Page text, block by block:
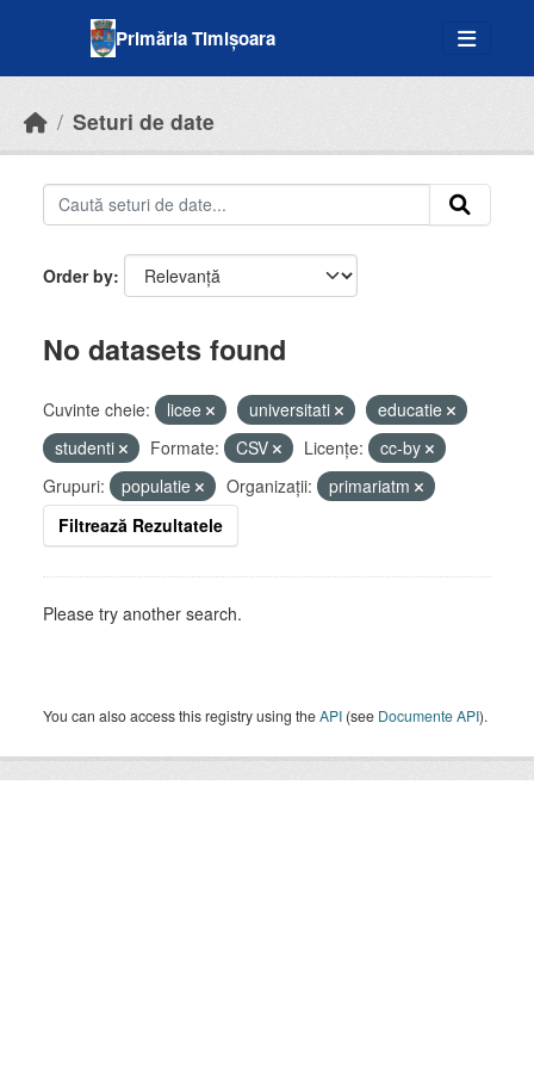
Primăria Timișoara
Seturi de date
Order by
No datasets found
Cuvinte cheie: licee universitati
educatie
studenti
Formate: CSV Licenţe:
cc-by
Grupuri:
populatie Organizații:
primariatm
Filtrează Rezultatele
Please try another search.
You can also access this registry using theAPI (see Documente API).